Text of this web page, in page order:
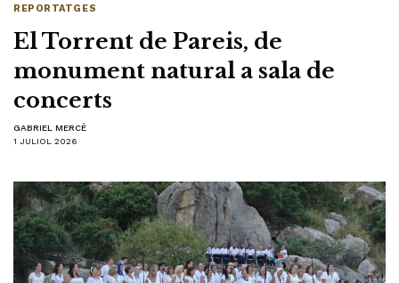
REPORTATGES
El Torrent de Pareis, de
monument natural a sala de
concerts
GABRIEL MERCÈ
1 JULIOL 2026